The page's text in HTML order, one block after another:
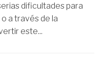
dificultades para
a través de la
este...